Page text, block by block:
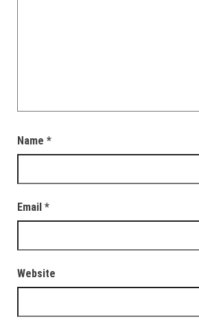
Name *
Email *
Website